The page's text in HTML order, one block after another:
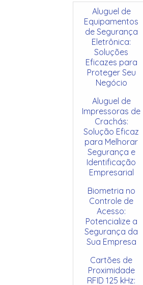
Aluguel de
Equipamentos
de Segurança
Eletrônica:
Soluções
Eficazes para
Proteger Seu
Negócio
Aluguel de
Impressoras de
Crachás:
Solução Eficaz
para Melhorar
Segurança e
Identificação
Empresarial
Biometria no
Controle de
Acesso:
Potencialize a
Segurança da
Sua Empresa
Cartões de
Proximidade
RFID 125 kHz: